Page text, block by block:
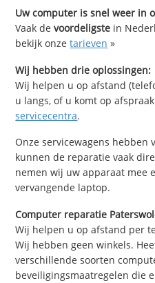
Uw computer is snel weer in
Vaak devoordeligste in
bekijk onzetarieven »
Wij hebben drie oplossingen:
Wij helpen u op afstand
u langs, of u komt op
servicecentra.
Onze servicewagens hebben
kunnen de reparatie vaak
nemen wij uw apparaat mee
vervangende laptop.
Computer reparatie
Wij helpen u op afstand per
Wij hebben geen winkels.
verschillende soorten
beveiligingsmaatregelen die